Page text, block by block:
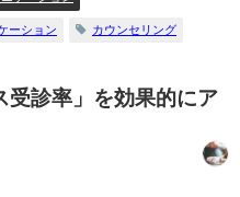
ーション カウンセリング
受診率」を効果的にア